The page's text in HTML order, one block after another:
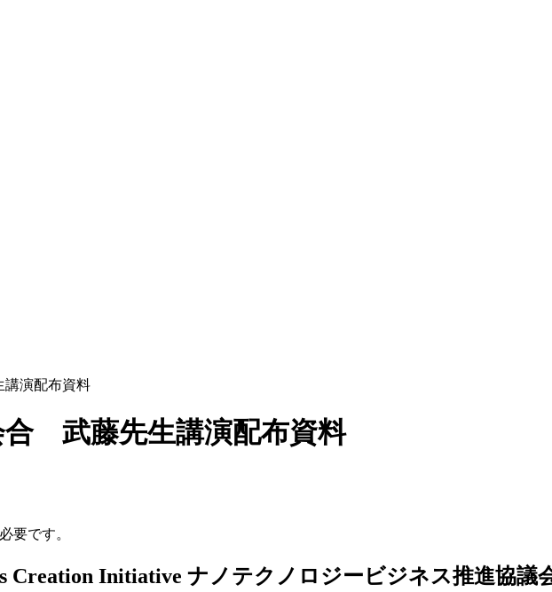
演配布資料
武藤先生講演配布資料
要です。
ナノテクノロジービジネス推進協議